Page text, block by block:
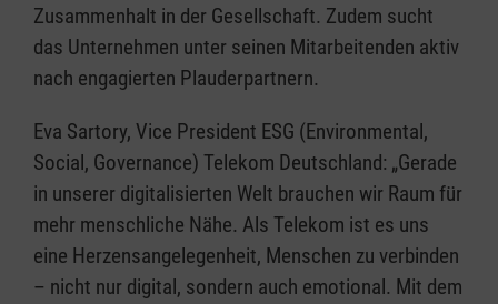
Zusammenhalt in der Gesellschaft. Zudem sucht
das Unternehmen unter seinen Mitarbeitenden aktiv
nach engagierten Plauderpartnern.
Eva Sartory, Vice President ESG (Environmental,
Social, Governance) Telekom Deutschland: „Gerade
in unserer digitalisierten Welt brauchen wir Raum für
mehr menschliche Nähe. Als Telekom ist es uns
eine Herzensangelegenheit, Menschen zu verbinden
– nicht nur digital, sondern auch emotional. Mit dem